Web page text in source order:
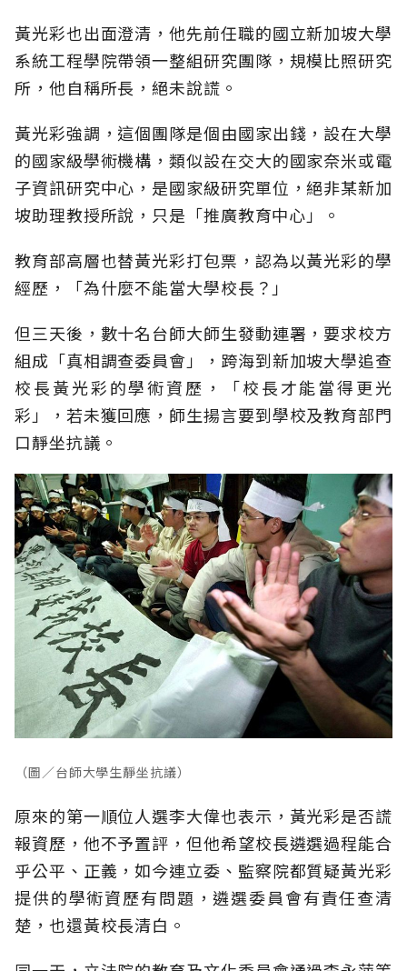
黃光彩也出面澄清，他先前任職的國立新加坡大學
系統工程學院帶領一整組研究團隊，規模比照研究
所，他自稱所長，絕未說謊。
黃光彩強調，這個團隊是個由國家出錢，設在大學
的國家級學術機構，類似設在交大的國家奈米或電
子資訊研究中心，是國家級研究單位，絕非某新加
坡助理教授所說，只是「推廣教育中心」。
教育部高層也替黃光彩打包票，認為以黃光彩的學
經歷，「為什麼不能當大學校長？」
但三天後，數十名台師大師生發動連署，要求校方
組成「真相調查委員會」，跨海到新加坡大學追查
校長黃光彩的學術資歷，「校長才能當得更光
彩」，若未獲回應，師生揚言要到學校及教育部門
口靜坐抗議。
（圖／台師大學生靜坐抗議）
原來的第一順位人選李大偉也表示，黃光彩是否謊
報資歷，他不予置評，但他希望校長遴選過程能合
乎公平、正義，如今連立委、監察院都質疑黃光彩
提供的學術資歷有問題，遴選委員會有責任查清
楚，也還黃校長清白。